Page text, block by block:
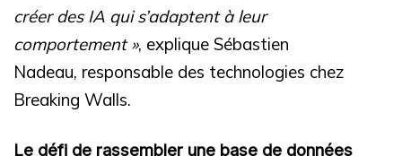
créer des IA qui s’adaptent à leur
comportement », explique Sébastien
Nadeau, responsable des technologies chez
Breaking Walls.
Le défi de rassembler une base de données